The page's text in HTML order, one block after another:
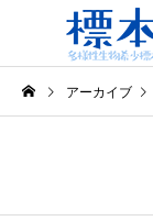
アーカイブ